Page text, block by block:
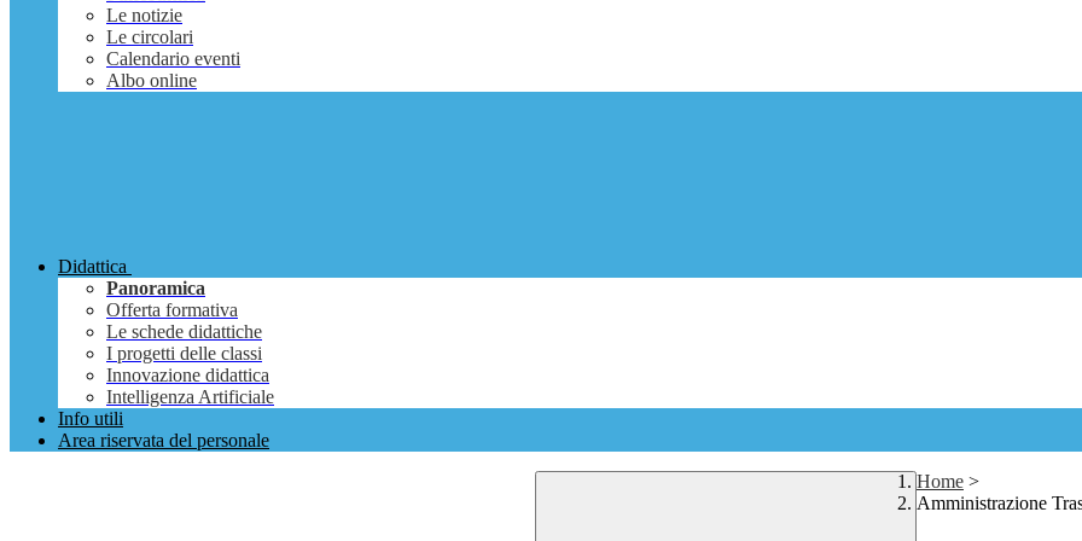
Le notizie
Le circolari
Calendario eventi
Albo online
Didattica
Panoramica
Offerta formativa
Le schede didattiche
I progetti delle classi
Innovazione didattica
Intelligenza Artificiale
Info utili
Area riservata del personale
Home >
Amministrazione